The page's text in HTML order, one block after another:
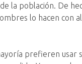
la población. De
lo hacen con
prefieren usar